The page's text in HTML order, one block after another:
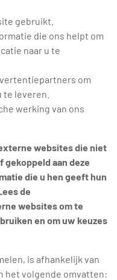
gebruikt.
die ons helpt om
naar u te
om
leveren.
werking van ons
websites die niet
aan deze
die u hen geeft hun
de
websites om te
en om uw keuzes
is afhankelijk van
het volgende omvatten: